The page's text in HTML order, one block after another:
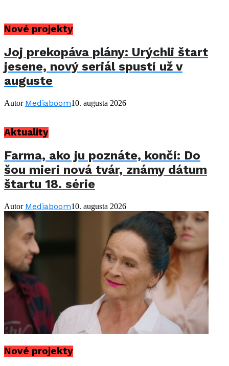
Nové projekty
Joj prekopáva plány: Urýchli štart
jesene, nový seriál spustí už v
auguste
Autor Mediaboom10. augusta 2026
Aktuality
Farma, ako ju poznáte, končí: Do
šou mieri nová tvár, známy dátum
štartu 18. série
Autor Mediaboom10. augusta 2026
Nové projekty